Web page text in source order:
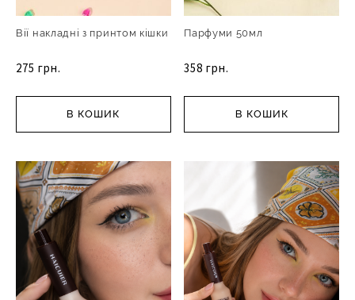
Вії накладні з принтом кішки
275 грн.
В КОШИК
Парфуми 50мл
358 грн.
В КОШИК